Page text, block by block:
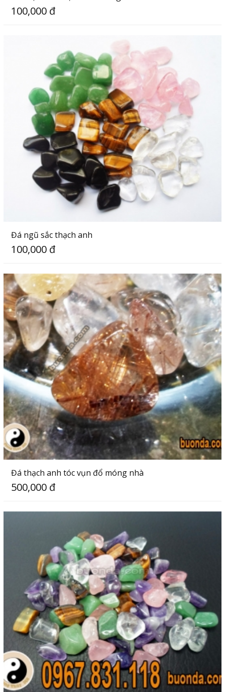
100,000 đ
Đá ngũ sắc thạch anh
100,000 đ
Đá thạch anh tóc vụn đổ móng nhà
500,000 đ